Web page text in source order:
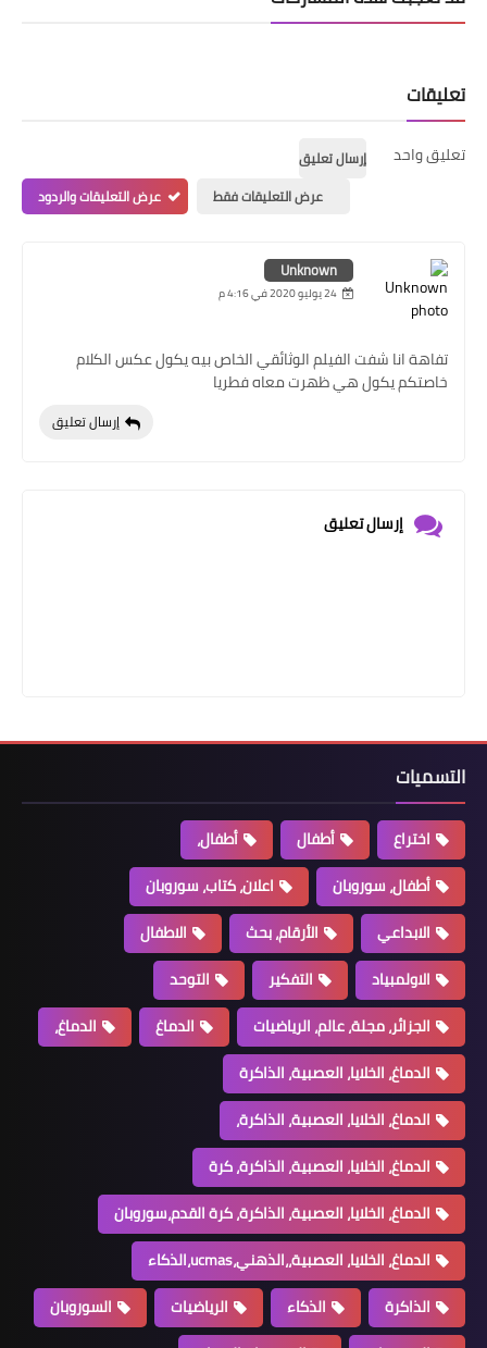
تعليقات
تعليق واحد
إرسال تعليق
عرض التعليقات فقط
عرض التعليقات والردود
Unknown
24 يوليو 2020 في 4:16 م
تفاهة انا شفت الفيلم الوثائقي الخاص بيه يكول عكس الكلام
خاصتكم يكول هي ظهرت معاه فطريا
إرسال تعليق
إرسال تعليق
التسميات
اختراع أطفال
أطفال،
أطفال، سوروبان
اعلان، كتاب، سوروبان
الابداعي
الأرقام، بحث
الاطفال
الاولمبياد
التفكير
التوحد
الجزائر، مجلة، عالم، الرياضيات
الدماغ
الدماغ،
الدماغ، الخلايا، العصبية، الذاكرة
الدماغ، الخلايا، العصبية، الذاكرة،
الدماغ، الخلايا، العصبية، الذاكرة، كرة
الدماغ، الخلايا، العصبية، الذاكرة، كرة القدم،سوروبان
الدماغ، الخلايا، العصبية،،الذهني،ucmas،الذكاء
الذاكرة
الذكاء الرياضيات
السوروبان